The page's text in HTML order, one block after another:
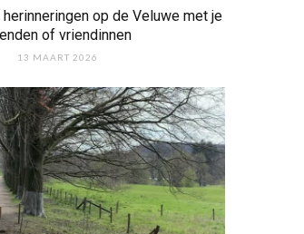
op de Veluwe met je
of vriendinnen
13 MAART 2026